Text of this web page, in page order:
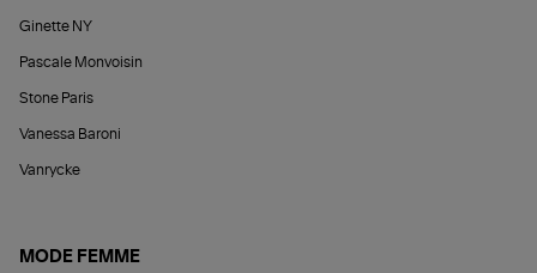
Ginette NY
Pascale Monvoisin
Stone Paris
Vanessa Baroni
Vanrycke
MODE FEMME